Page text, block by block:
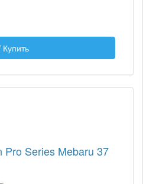
Купить
Series Mebaru 37